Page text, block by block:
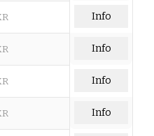
Info
Info
Info
Info